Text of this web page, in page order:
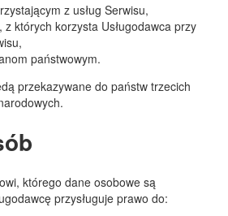
z usług Serwisu,
z których korzysta Usługodawca przy
państwowym.
przekazywane do państw trzecich
którego dane osobowe są
przysługuje prawo do: